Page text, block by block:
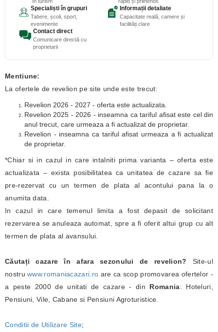
Specialiști în grupuri
Tabere, școli, sport,
evenimente
Informații detaliate
Capacitate reală, camere și
facilități clare
Contact direct
Comunicare directă cu
proprietarii
Mentiune:
La ofertele de revelion pe site unde este trecut:
Revelion 2026 - 2027 - oferta este actualizata.
Revelion 2025 - 2026 - inseamna ca tariful afisat este cel din
anul trecut, care urmeaza a fi actualizat de proprietar.
Revelion - inseamna ca tariful afisat urmeaza a fi actualizat
de proprietar.
*Chiar si in cazul in care intalniti prima varianta – oferta este
actualizata – exista posibilitatea ca unitatea de cazare sa fie
pre-rezervat cu un termen de plata al acontului pana la o
anumita data.
In cazul in care temenul limita a fost depasit de solicitant
rezervarea se anuleaza automat, spre a fi oferit altui grup cu alt
termen de plata al avansului.
Căutați cazare în afara sezonului de revelion? Site-ul
nostruwww.romaniacazari.ro are ca scop promovarea ofertelor -
a peste 2000 de unitati de cazare - din Romania: Hoteluri,
Pensiuni, Vile, Cabane si Pensiuni Agroturistice.
Conditii de Utilizare Site;